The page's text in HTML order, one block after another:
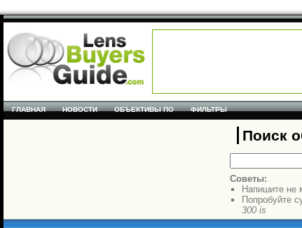
ГЛАВНАЯ НОВОСТИ ОБЪЕКТИВЫ ПО ФИЛЬТРЫ
Поиск
Советы:
Напишите не
Попробуйте
300 is